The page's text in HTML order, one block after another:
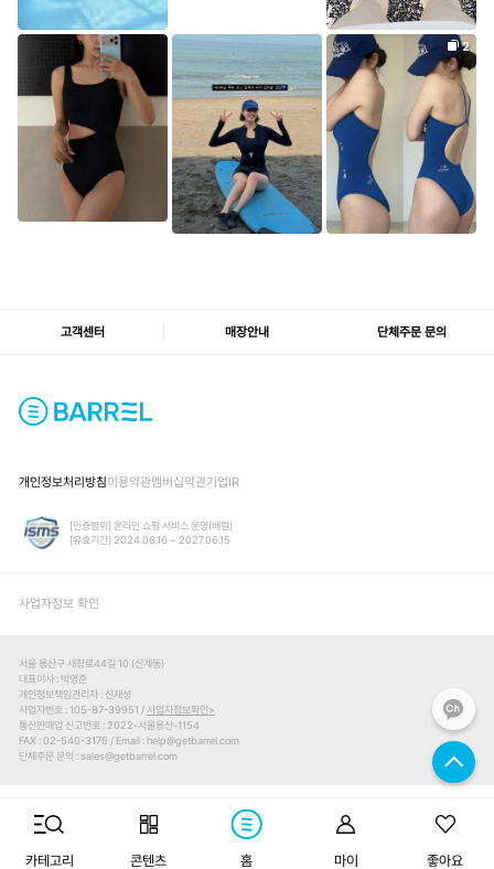
카테고리 콘텐츠 홈 마이 좋아요
고객센터 매장안내 단체주문 문의
개인정보처리방침이용약관멤버십약관기업IR
[인증범위] 온라인 쇼핑 서비스 운영(배럴)
[유효기간] 2024.06.16 ~ 2027.06.15
사업자정보 확인
서울 용산구 새창로44길 10 (신계동)
대표이사
박영준
개인정보책임관리자
신재성
사업자번호
105-87-39951 /사업자정보확인
통신판매업 신고번호
2022-서울용산-1154
FAX 02-540-3176 Email help@getbarrel.com
단체주문 문의
sales@getbarrel.com
© BARREL ALL RIGHTS RESERVED.